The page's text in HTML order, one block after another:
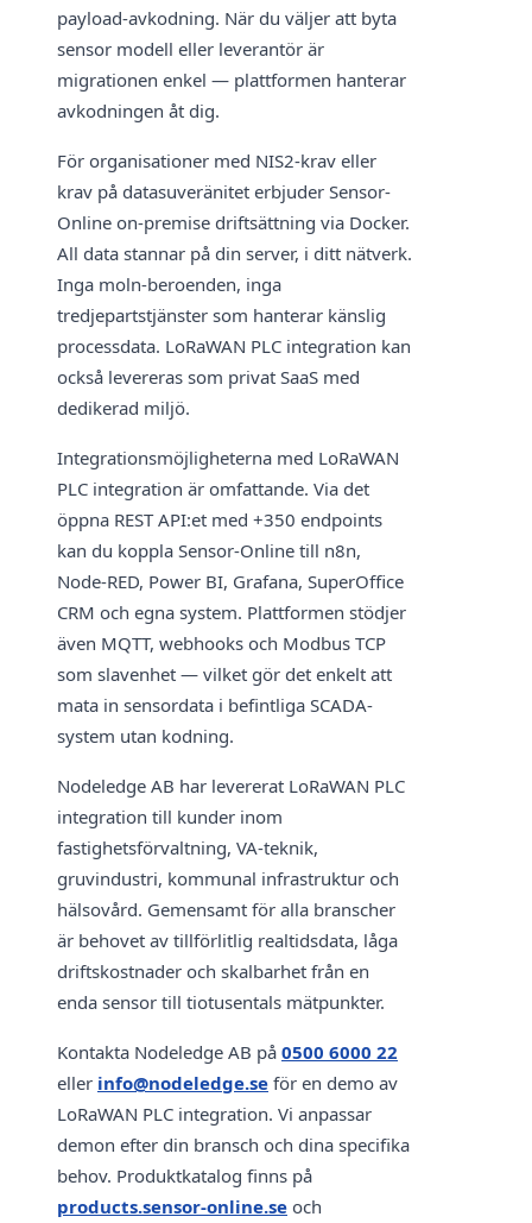
payload-avkodning. När du väljer att byta
sensor modell eller leverantör är
migrationen enkel — plattformen hanterar
avkodningen åt dig.
För organisationer med NIS2-krav eller
krav på datasuveränitet erbjuder Sensor-
Online on-premise driftsättning via Docker.
All data stannar på din server, i ditt nätverk.
Inga moln-beroenden, inga
tredjepartstjänster som hanterar känslig
processdata. LoRaWAN PLC integration kan
också levereras som privat SaaS med
dedikerad miljö.
Integrationsmöjligheterna med LoRaWAN
PLC integration är omfattande. Via det
öppna REST API:et med +350 endpoints
kan du koppla Sensor-Online till n8n,
Node-RED, Power BI, Grafana, SuperOffice
CRM och egna system. Plattformen stödjer
även MQTT, webhooks och Modbus TCP
som slavenhet — vilket gör det enkelt att
mata in sensordata i befintliga SCADA-
system utan kodning.
Nodeledge AB har levererat LoRaWAN PLC
integration till kunder inom
fastighetsförvaltning, VA-teknik,
gruvindustri, kommunal infrastruktur och
hälsovård. Gemensamt för alla branscher
är behovet av tillförlitlig realtidsdata, låga
driftskostnader och skalbarhet från en
enda sensor till tiotusentals mätpunkter.
Kontakta Nodeledge AB på 0500 6000 22
eller info@nodeledge.se för en demo av
LoRaWAN PLC integration. Vi anpassar
demon efter din bransch och dina specifika
behov. Produktkatalog finns på
products.sensor-online.se och